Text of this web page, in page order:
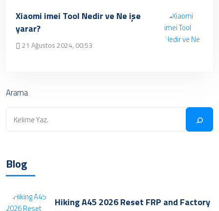
Xiaomi imei Tool Nedir ve Ne işe
yarar?
21 Ağustos 2024, 00:53
Arama
Blog
Hiking A45 2026 Reset FRP and Factory